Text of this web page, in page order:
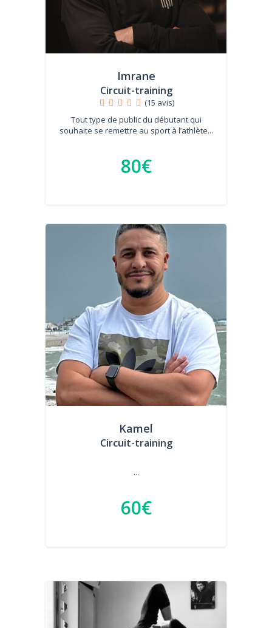
Imrane
Circuit-training
(15 avis)
Tout type de public du débutant qui
souhaite se remettre au sport à l’athlète...
80€
Kamel
Circuit-training
...
60€